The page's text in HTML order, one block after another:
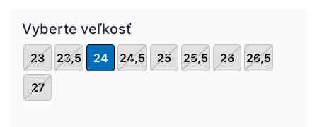
Vyberte veľkosť
23 23,5 24 24,5 25 25,5 26 26,5
27